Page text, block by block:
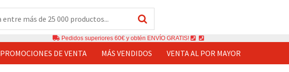
Pedidos superiores 60€ y obtén ENVÍO GRATIS!
PROMOCIONES DE VENTA MÁS VENDIDOS VENTA AL POR MAYOR